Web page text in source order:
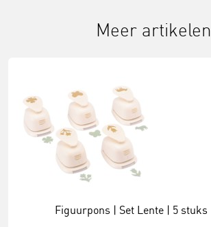
Meer artikelen
Figuurpons | Set Lente | 5 stuks